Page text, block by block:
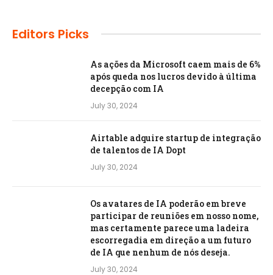
Editors Picks
As ações da Microsoft caem mais de 6%
após queda nos lucros devido à última
decepção com IA
July 30, 2024
Airtable adquire startup de integração
de talentos de IA Dopt
July 30, 2024
Os avatares de IA poderão em breve
participar de reuniões em nosso nome,
mas certamente parece uma ladeira
escorregadia em direção a um futuro
de IA que nenhum de nós deseja.
July 30, 2024